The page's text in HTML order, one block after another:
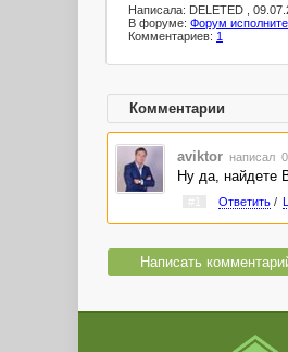
Написала: DELETED ,
В форуме: Форум
Комментариев: 1
Комментарии
aviktor написал
Ну да, найдете
Ответить/
Написать